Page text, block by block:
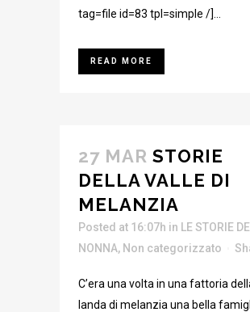
tag=file id=83 tpl=simple /]...
READ MORE
27 MAR STORIE
DELLA VALLE DI
MELANZIA
Posted at 16:07h in LE STORIE
NONNA, Non categorizzato
C’era una volta in una fattoria
landa di melanzia una bella